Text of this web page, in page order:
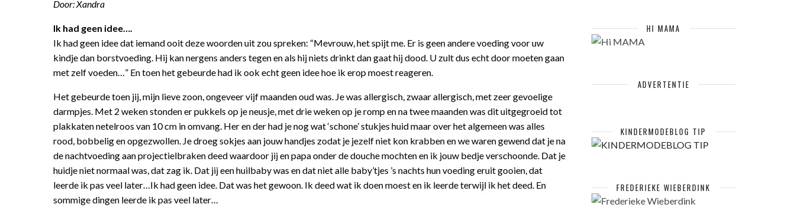
Door: Xandra
Ik had geen idee….
Ik had geen idee dat iemand ooit deze woorden uit zou spreken: “Mevrouw, het spijt me. Er is geen andere voeding voor uw
kindje dan borstvoeding. Hij kan nergens anders tegen en als hij niets drinkt dan gaat hij dood. U zult dus echt door moeten gaan
met zelf voeden…” En toen het gebeurde had ik ook echt geen idee hoe ik erop moest reageren.
Het gebeurde toen jij, mijn lieve zoon, ongeveer vijf maanden oud was. Je was allergisch, zwaar allergisch, met zeer gevoelige
darmpjes. Met 2 weken stonden er pukkels op je neusje, met drie weken op je romp en na twee maanden was dit uitgegroeid tot
plakkaten netelroos van 10 cm in omvang. Her en der had je nog wat ‘schone’ stukjes huid maar over het algemeen was alles
rood, bobbelig en opgezwollen. Je droeg sokjes aan jouw handjes zodat je jezelf niet kon krabben en we waren gewend dat je na
de nachtvoeding aan projectielbraken deed waardoor jij en papa onder de douche mochten en ik jouw bedje verschoonde. Dat je
huidje niet normaal was, dat zag ik. Dat jij een huilbaby was en dat niet alle baby’tjes ’s nachts hun voeding eruit gooien, dat
leerde ik pas veel later…Ik had geen idee. Dat was het gewoon. Ik deed wat ik doen moest en ik leerde terwijl ik het deed. En
sommige dingen leerde ik pas veel later…
HI MAMA
ADVERTENTIE
KINDERMODEBLOG TIP
FREDERIEKE WIEBERDINK